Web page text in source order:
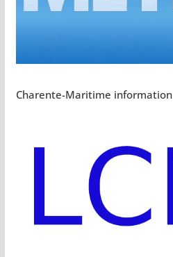
Charente-Maritime information